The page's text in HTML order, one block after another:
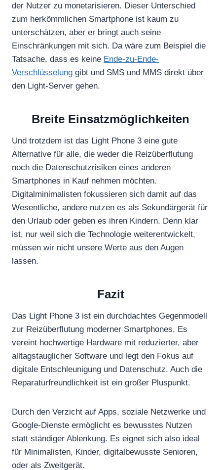
der Nutzer zu monetarisieren. Dieser Unterschied
zum herkömmlichen Smartphone ist kaum zu
unterschätzen, aber er bringt auch seine
Einschränkungen mit sich. Da wäre zum Beispiel die
Tatsache, dass es keine Ende-zu-Ende-
Verschlüsselung gibt und SMS und MMS direkt über
den Light-Server gehen.
Breite Einsatzmöglichkeiten
Und trotzdem ist das Light Phone 3 eine gute
Alternative für alle, die weder die Reizüberflutung
noch die Datenschutzrisiken eines anderen
Smartphones in Kauf nehmen möchten.
Digitalminimalisten fokussieren sich damit auf das
Wesentliche, andere nutzen es als Sekundärgerät für
den Urlaub oder geben es ihren Kindern. Denn klar
ist, nur weil sich die Technologie weiterentwickelt,
müssen wir nicht unsere Werte aus den Augen
lassen.
Fazit
Das Light Phone 3 ist ein durchdachtes Gegenmodell
zur Reizüberflutung moderner Smartphones. Es
vereint hochwertige Hardware mit reduzierter, aber
alltagstauglicher Software und legt den Fokus auf
digitale Entschleunigung und Datenschutz. Auch die
Reparaturfreundlichkeit ist ein großer Pluspunkt.
Durch den Verzicht auf Apps, soziale Netzwerke und
Google-Dienste ermöglicht es bewusstes Nutzen
statt ständiger Ablenkung. Es eignet sich also ideal
für Minimalisten, Kinder, digitalbewusste Senioren,
oder als Zweitgerät.